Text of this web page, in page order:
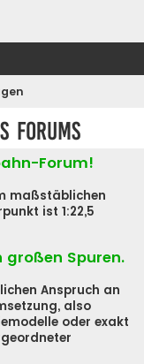
Forums
Forum!
maßstäblichen
ist 1:22,5
großen Spuren.
Anspruch an
also
oder exakt